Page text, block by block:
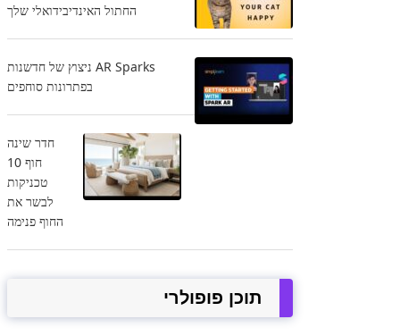
החתול האינדיבידואלי שלך
AR Sparks ניצוץ של חדשנות
בפתרונות סוחפים
חדר שינה
חוף 10
טכניקות
לבשר את
החוף פנימה
תוכן פופולרי